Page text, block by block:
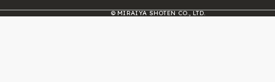
© MIRAIYA SHOTEN CO., LTD.